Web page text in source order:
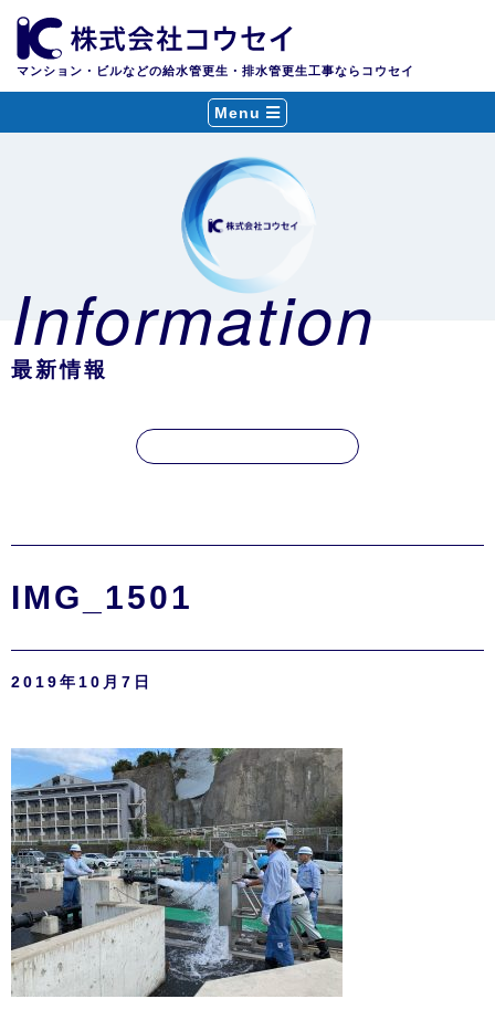
マンション・ビルなどの給水管更生・排水管更生工事ならコウセイ
Menu
Information
最新情報
IMG_1501
2019年10月7日